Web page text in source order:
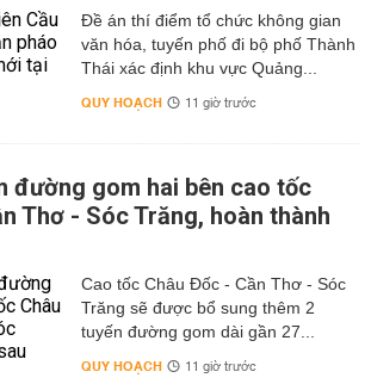
Đề án thí điểm tổ chức không gian
văn hóa, tuyến phố đi bộ phố Thành
Thái xác định khu vực Quảng...
QUY HOẠCH 11 giờ trước
đường gom hai bên cao tốc
Thơ - Sóc Trăng, hoàn thành
Cao tốc Châu Đốc - Cần Thơ - Sóc
Trăng sẽ được bổ sung thêm 2
tuyến đường gom dài gần 27...
QUY HOẠCH 11 giờ trước